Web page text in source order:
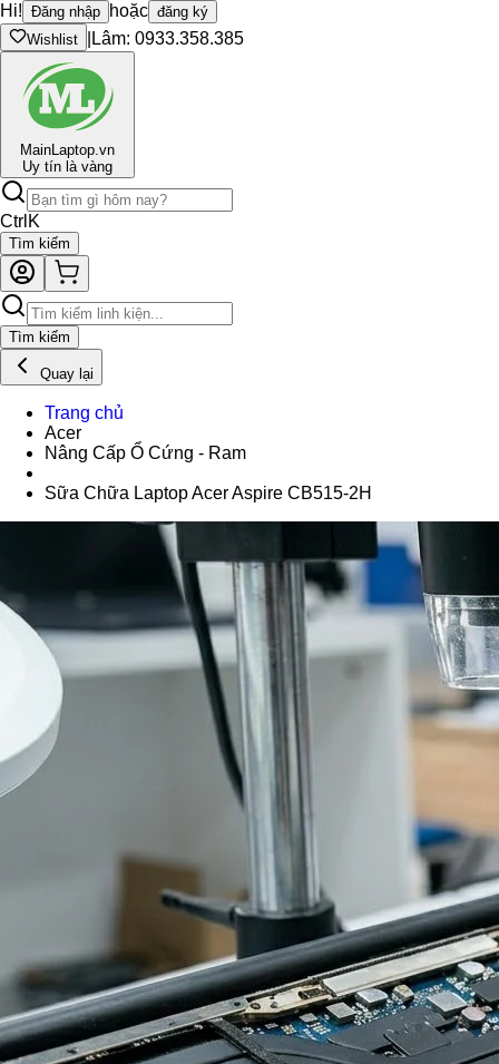
Hi! Đăng nhập hoặc đăng ký
Wishlist
Lâm: 0933.358.385
MainLaptop.vn
Uy tín là vàng
Ctrl K
Tìm kiếm
Tìm kiếm
Quay lại
Trang chủ
Acer
Nâng Cấp Ổ Cứng - Ram
Sữa Chữa Laptop Acer Aspire CB515-2H